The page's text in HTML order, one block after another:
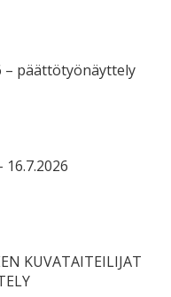
– päättötyönäyttely
16.7.2026
KUVATAITEILIJAT